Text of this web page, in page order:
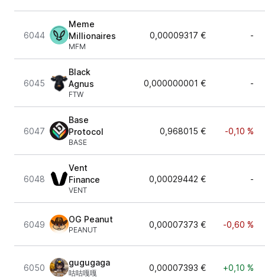
6044
Meme
Millionaires
MFM
0,00009317 € -
6045
Black
Agnus
FTW
0,000000001 € -
6047
Base
Protocol
BASE
0,968015 € -0,10 %
6048
Vent
Finance
VENT
0,00029442 € -
6049
OG Peanut
PEANUT
0,00007373 € -0,60 %
6050
gugugaga
咕咕嘎嘎
0,00007393 € +0,10 %